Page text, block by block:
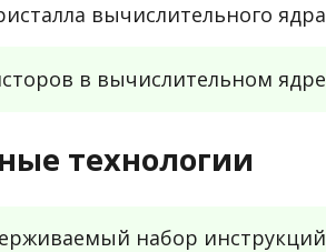
вычислительного ядра
в вычислительном ядре
технологии
набор инструкций